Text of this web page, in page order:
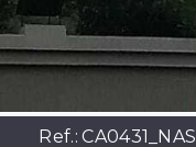
Ref.: